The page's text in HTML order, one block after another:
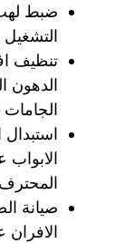
ضبط
التشغيل
تنظيف
الدهون
الابواب
صيانة